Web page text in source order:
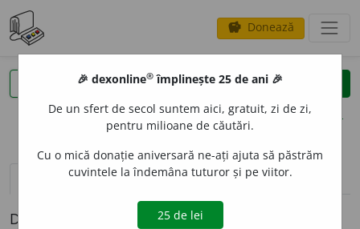
savings Donează
clear
opțiuni
definiții (1) pronunțievolume_up (50)
Definiția cu ID-ul 793361:
🎉 dexonline® împlinește 25 de ani 🎉
De un sfert de secol suntem aici, gratuit, zi de zi,
pentru milioane de căutări.
Cu o mică donație aniversară ne-ați ajuta să păstrăm
cuvintele la îndemâna tuturor și pe viitor.